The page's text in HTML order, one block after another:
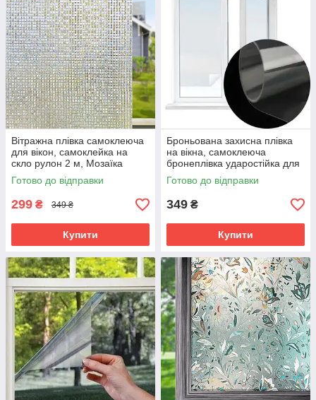
Вітражна плівка самоклеюча
для вікон, самоклейка на
скло рулон 2 м, Мозаїка
Готово до відправки
299 ₴ 349 ₴
Купити
Броньована захисна плівка
на вікна, самоклеюча
бронеплівка ударостійка для
скла 50x152 см
Готово до відправки
349 ₴
Купити